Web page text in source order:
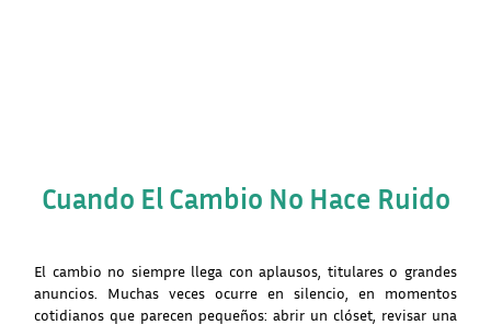
Cuando El Cambio No Hace Ruido
El cambio no siempre llega con aplausos, titulares o grandes
anuncios. Muchas veces ocurre en silencio, en momentos
cotidianos que parecen pequeños: abrir un clóset, revisar una